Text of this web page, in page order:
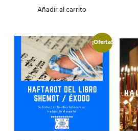
Añadir al carrito
¡Oferta!